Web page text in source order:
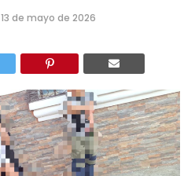
13 de mayo de 2026